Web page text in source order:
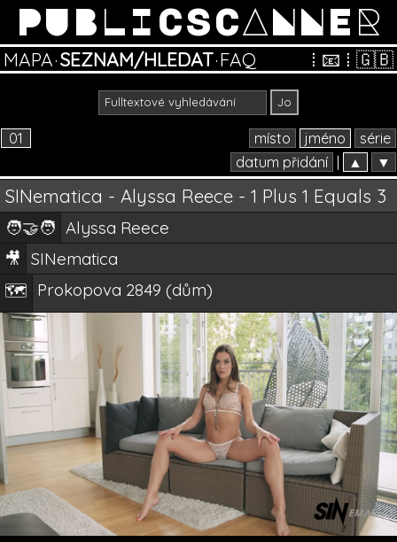
PUBLICSCANNER
MAPA·SEZNAM/HLEDAT·FAQ ⁞ 📧 ⁞ 🇬🇧
01 místo jméno
série
datum přidání
▲ ▼
SINematica - Alyssa Reece - 1 Plus 1 Equals 3
🧑‍🤝‍🧑 Alyssa Reece
🎥 SINematica
🗺️ Prokopova 2849 (dům)